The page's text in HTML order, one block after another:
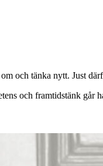
och tänka nytt. Just
och framtidstänk går